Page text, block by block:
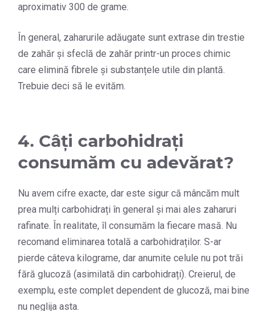
aproximativ 300 de grame.
În general, zaharurile adăugate sunt extrase din trestie
de zahăr și sfeclă de zahăr printr-un proces chimic
care elimină fibrele și substanțele utile din plantă.
Trebuie deci să le evităm.
4. Câți carbohidrați
consumăm cu adevărat?
Nu avem cifre exacte, dar este sigur că mâncăm mult
prea mulți carbohidrați în general și mai ales zaharuri
rafinate. În realitate, îl consumăm la fiecare masă. Nu
recomand eliminarea totală a carbohidraților. S-ar
pierde câteva kilograme, dar anumite celule nu pot trăi
fără glucoză (asimilată din carbohidrați). Creierul, de
exemplu, este complet dependent de glucoză, mai bine
nu neglija asta.